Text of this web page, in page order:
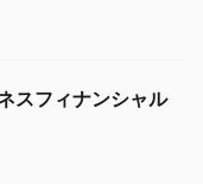
スフィナンシャル